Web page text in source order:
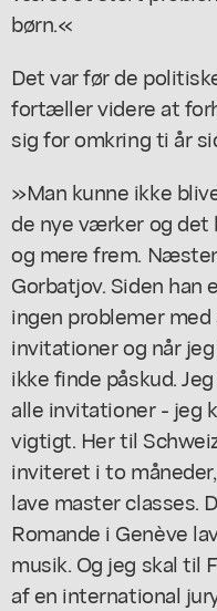
børn.«
Det var før de
fortæller videre at
sig for omkring ti år
»Man kunne ikke
de nye værker og det
og mere frem.
Gorbatjov. Siden
ingen problemer
invitationer og når
ikke finde påskud.
alle invitationer - jeg
vigtigt. Her til
inviteret i to
lave master classes.
Romande i Genève
musik. Og jeg skal til
af en international